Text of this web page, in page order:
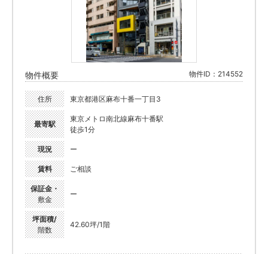
物件概要 物件ID：214552
住所 東京都港区麻布十番一丁目3
最寄駅
東京メトロ南北線麻布十番駅
徒歩1分
現況 ー
賃料 ご相談
保証金・
敷金
ー
坪面積/
階数
42.60坪/1階